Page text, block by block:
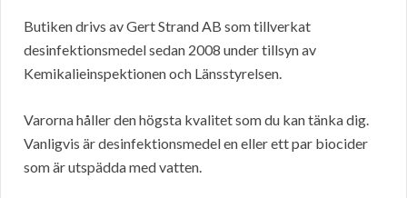
Butiken drivs av Gert Strand AB som tillverkat
desinfektionsmedel sedan 2008 under tillsyn av
Kemikalieinspektionen och Länsstyrelsen.
Varorna håller den högsta kvalitet som du kan tänka dig.
Vanligvis är desinfektionsmedel en eller ett par biocider
som är utspädda med vatten.